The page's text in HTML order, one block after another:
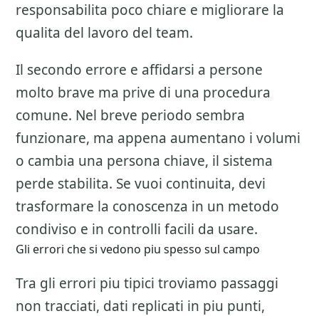
responsabilita poco chiare e migliorare la
qualita del lavoro del team.
Il secondo errore e affidarsi a persone
molto brave ma prive di una procedura
comune. Nel breve periodo sembra
funzionare, ma appena aumentano i volumi
o cambia una persona chiave, il sistema
perde stabilita. Se vuoi continuita, devi
trasformare la conoscenza in un metodo
condiviso e in controlli facili da usare.
Gli errori che si vedono piu spesso sul campo
Tra gli errori piu tipici troviamo passaggi
non tracciati, dati replicati in piu punti,